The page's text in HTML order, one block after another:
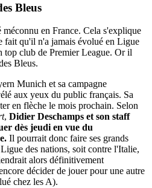
Bleus
en France. Cela s'explique
fait qu'il n'a jamais évolué en Ligue
top club de Premier League. Or il
Bleus.
Munich et sa campagne
aux yeux du public français. Sa
en flèche le mois prochain. Selon
, Didier Deschamps et son staff
dès jeudi en vue du
Il pourrait donc faire ses grands
des nations, soit contre l'Italie,
alors définitivement
décider de jouer pour une autre
chez les A).